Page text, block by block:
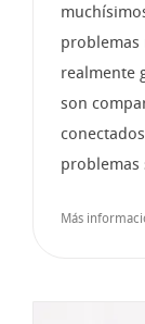
problemas
realmente
son
problemas
Más